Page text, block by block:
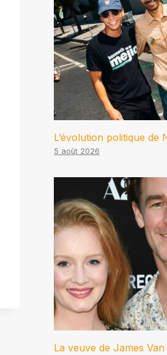
L’évolution politique de
5 août 2026
La veuve de James